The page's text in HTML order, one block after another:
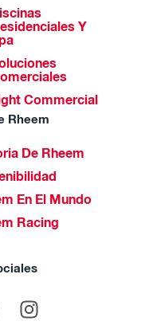
Y
Commercial
Rheem
De Rheem
En El Mundo
Racing